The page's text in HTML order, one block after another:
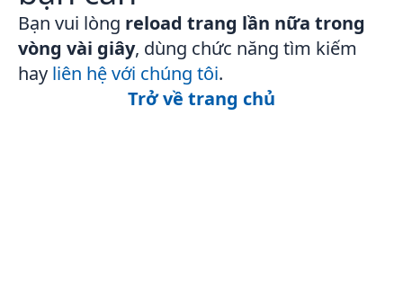
Bạn vui lòng reload trang lần nữa trong
vòng vài giây, dùng chức năng tìm kiếm
hay liên hệ với chúng tôi.
Trở về trang chủ